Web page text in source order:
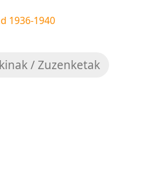
1936-1940
/ Zuzenketak